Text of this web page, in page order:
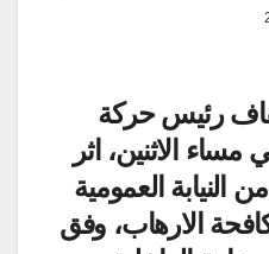
رئيس حركة
الاثنين، اثر
العمومية
الارهاب، وفق